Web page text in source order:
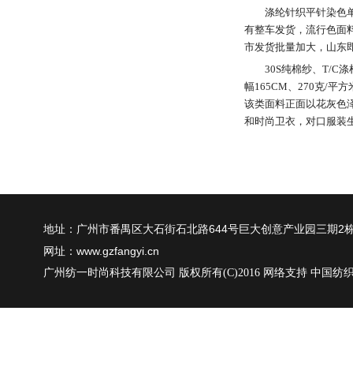
涤纶针织平针染色
有整车发货，流行色面
市发货批量加大，山东
30S纯棉纱、T/C
幅165CM、270克/平方
该类面料正面以花灰色
和时尚卫衣，对口服装
地址：广州市番禺区大石街石北路644号巨大创意产业园三期2
网址：www.gzfangyi.cn
广州纺一时尚科技有限公司 版权所有(C)2016 网络支持 中国纺